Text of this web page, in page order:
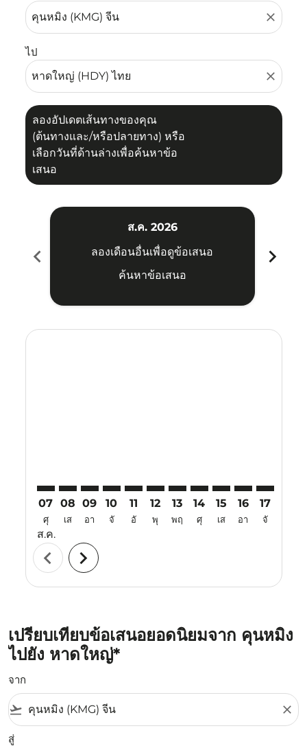
close
ไป
close
ลองอัปเดตเส้นทางของคุณ
(ต้นทางและ/หรือปลายทาง) หรือ
เลือกวันที่ด้านล่างเพื่อค้นหาข้อ
เสนอ
chevron_left
ส.ค. 2026
ลองเดือนอื่นเพื่อดูข้อเสนอ
ค้นหาข้อเสนอ
chevron_right
07
ศุ
ส.ค.
08
เส
09
อา
10
จั
11
อั
12
พุ
13
พฤ
14
ศุ
15
เส
16
อา
17
จั
chevron_left chevron_right
เปรียบเทียบข้อเสนอยอดนิยมจาก คุนหมิง
ไปยัง หาดใหญ่*
จาก
flight_takeoff close
สู่